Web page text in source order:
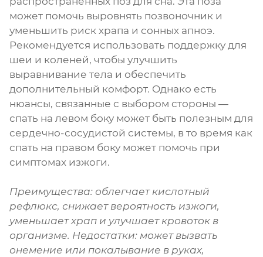
может помочь выровнять позвоночник и
уменьшить риск храпа и сонных апноэ.
Рекомендуется использовать поддержку для
шеи и коленей, чтобы улучшить
выравнивание тела и обеспечить
дополнительный комфорт. Однако есть
нюансы, связанные с выбором стороны —
спать на левом боку может быть полезным для
сердечно-сосудистой системы, в то время как
спать на правом боку может помочь при
симптомах изжоги.
Преимущества: облегчает кислотный
рефлюкс, снижает вероятность изжоги,
уменьшает храп и улучшает кровоток в
организме. Недостатки: может вызвать
онемение или покалывание в руках,